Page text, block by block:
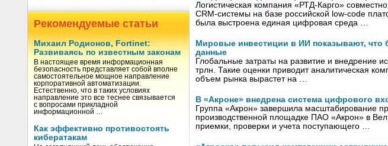
Рекомендуемые статьи
Михаил Родионов, Fortinet:
Развиваясь по известным законам
В настоящее время информационная
безопасность представляет собой вполне
самостоятельное мощное направление
корпоративной автоматизации.
Естественно, что в таких условиях
направление это все теснее связывается
с вопросами прикладной
информационной …
Как эффективно противостоять
кибератакам
Логистическая компания «РТД-Карго»
CRM-системы на базе российской low-code
была выстроена единая цифровая среда …
Мировые инвестиции в ИИ показывают, что
данные
Глобальные затраты на развитие и внедрение
трлн. Такие оценки приводит аналитическая
объем рынка вырастет на …
В «Акроне» внедрена система цифрового
Группа «Акрон» завершила масштабирование
производственной площадке ПАО «Акрон» в
приемки, проверки и учета поступающего …